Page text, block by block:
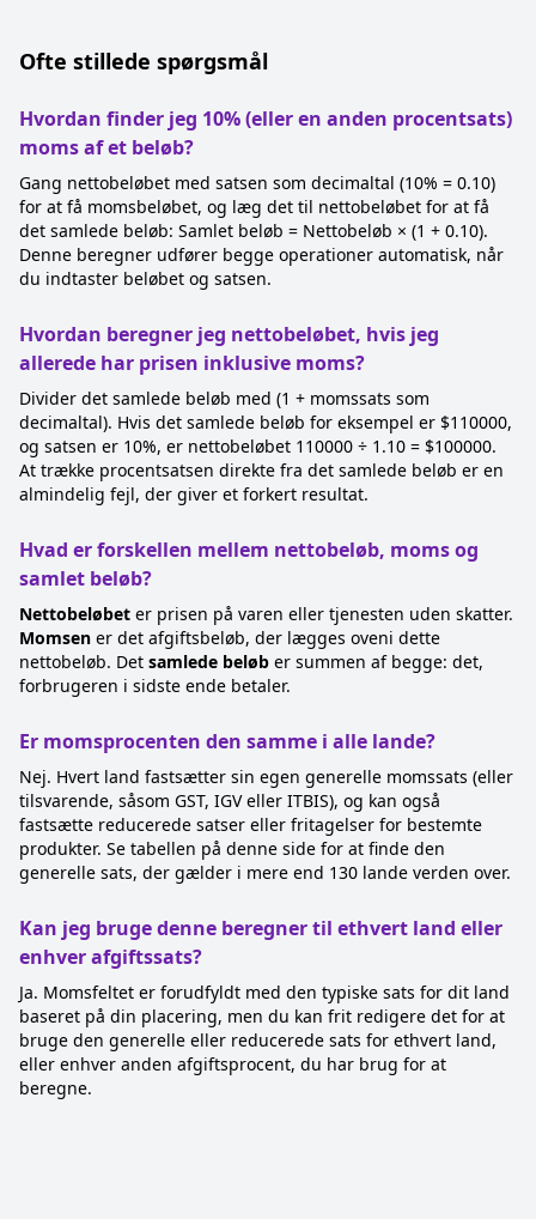
Ofte stillede spørgsmål
Hvordan finder jeg 10% (eller en anden procentsats)
moms af et beløb?
Gang nettobeløbet med satsen som decimaltal (10% = 0.10)
for at få momsbeløbet, og læg det til nettobeløbet for at få
det samlede beløb: Samlet beløb = Nettobeløb × (1 + 0.10).
Denne beregner udfører begge operationer automatisk, når
du indtaster beløbet og satsen.
Hvordan beregner jeg nettobeløbet, hvis jeg
allerede har prisen inklusive moms?
Divider det samlede beløb med (1 + momssats som
decimaltal). Hvis det samlede beløb for eksempel er $110000,
og satsen er 10%, er nettobeløbet 110000 ÷ 1.10 = $100000.
At trække procentsatsen direkte fra det samlede beløb er en
almindelig fejl, der giver et forkert resultat.
Hvad er forskellen mellem nettobeløb, moms og
samlet beløb?
Nettobeløbet er prisen på varen eller tjenesten uden skatter.
Momsen er det afgiftsbeløb, der lægges oveni dette
nettobeløb. Det samlede beløb er summen af begge: det,
forbrugeren i sidste ende betaler.
Er momsprocenten den samme i alle lande?
Nej. Hvert land fastsætter sin egen generelle momssats (eller
tilsvarende, såsom GST, IGV eller ITBIS), og kan også
fastsætte reducerede satser eller fritagelser for bestemte
produkter. Se tabellen på denne side for at finde den
generelle sats, der gælder i mere end 130 lande verden over.
Kan jeg bruge denne beregner til ethvert land eller
enhver afgiftssats?
Ja. Momsfeltet er forudfyldt med den typiske sats for dit land
baseret på din placering, men du kan frit redigere det for at
bruge den generelle eller reducerede sats for ethvert land,
eller enhver anden afgiftsprocent, du har brug for at
beregne.